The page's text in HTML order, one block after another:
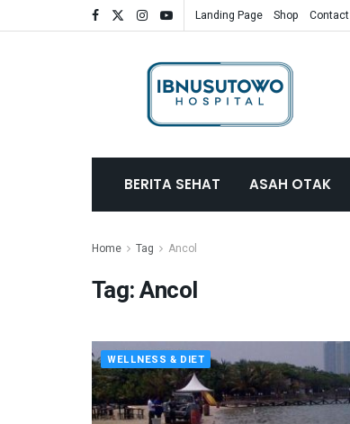
Landing Page Shop Contact
BERITA SEHAT ASAH OTAK
Home Tag Ancol
Tag:Ancol
WELLNESS & DIET